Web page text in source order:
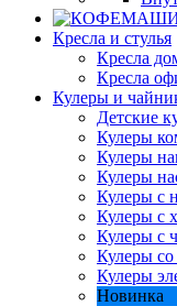
Кресла и стулья
Кресла
Кресла
Кулеры и
Детские
Кулеры
Кулеры
Кулеры
Кулеры с
Кулеры с
Кулеры с
Кулеры
Кулеры
Новинка